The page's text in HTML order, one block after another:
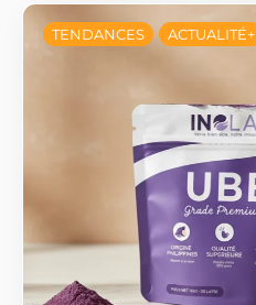
TENDANCES ACTUALITÉ+